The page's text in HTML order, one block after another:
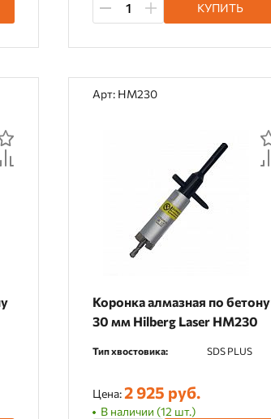
КУПИТЬ
Арт: HM230
Коронка алмазная по бетону
30 мм Hilberg Laser HM230
Тип хвостовика: SDS PLUS
Цена:2 925 руб.
В наличии (12 шт.)